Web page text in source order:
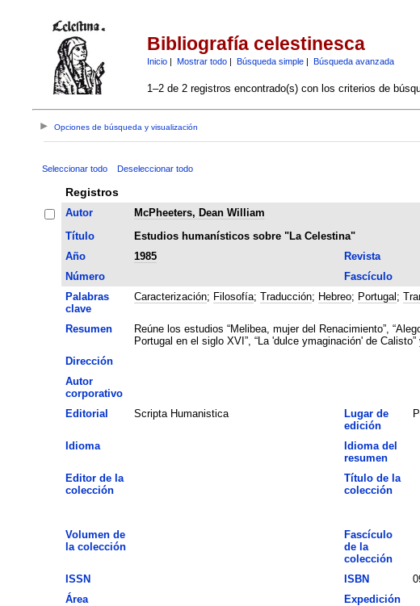
Bibliografía celestinesca
Inicio| Mostrar todo| Búsqueda simple| Búsqueda avanzada
1–2 de 2 registros encontrado(s) con los criterios de
Opciones de búsqueda y visualización
Seleccionar todo Deseleccionar todo
Registros
Autor
McPheeters, Dean William
Título
Estudios humanísticos sobre "La Celestina"
Año
1985 Revista
Número
Fascículo
Palabras
clave
Caracterización; Filosofía; Traducción; Hebreo; Portugal ;
Resumen
Reúne los estudios “Melibea, mujer del Renacimiento”,
Portugal en el siglo XVI”, “La 'dulce ymaginación' de Calisto”
Dirección
Autor
corporativo
Editorial Scripta Humanistica
Lugar de
edición
Idioma
Idioma del
resumen
Editor de la
colección
Título de la
colección
Volumen de
la colección
Fascículo
de la
colección
ISSN ISBN
Área
Expedición